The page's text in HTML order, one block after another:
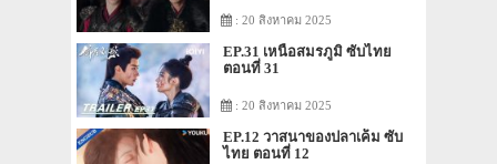
: 20 สิงหาคม 2025
EP.31 เหนือสมรภูมิ ซับไทย
ตอนที่ 31
: 20 สิงหาคม 2025
EP.12 วาสนาของปลาเค็ม ซับ
ไทย ตอนที่ 12